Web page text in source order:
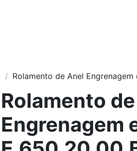
Rolamento de Anel
Rolamento
Engrenagem